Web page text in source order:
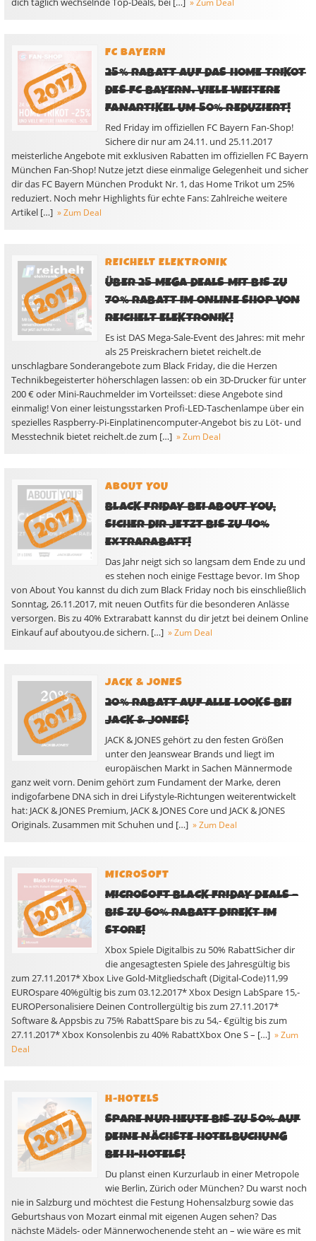
» Zum Deal
FC BAYERN
25% RABATT AUF DAS HOME TRIKOT
DES FC BAYERN. VIELE WEITERE
FANARTIKEL UM 50% REDUZIERT!
Red Friday im offiziellen FC Bayern Fan-Shop!
Sichere dir nur am 24.11. und 25.11.2017
meisterliche Angebote mit exklusiven Rabatten im offiziellen FC Bayern
München Fan-Shop! Nutze jetzt diese einmalige Gelegenheit und sicher
dir das FC Bayern München Produkt Nr. 1, das Home Trikot um 25%
reduziert. Noch mehr Highlights für echte Fans: Zahlreiche weitere
Artikel […] » Zum Deal
REICHELT ELEKTRONIK
ÜBER 25 MEGA DEALS MIT BIS ZU
70% RABATT IM ONLINE SHOP VON
REICHELT ELEKTRONIK!
Es ist DAS Mega-Sale-Event des Jahres: mit mehr
als 25 Preiskrachern bietet reichelt.de
unschlagbare Sonderangebote zum Black Friday, die die Herzen
Technikbegeisterter höherschlagen lassen: ob ein 3D-Drucker für unter
200 € oder Mini-Rauchmelder im Vorteilsset: diese Angebote sind
einmalig! Von einer leistungsstarken Profi-LED-Taschenlampe über ein
spezielles Raspberry-Pi-Einplatinencomputer-Angebot bis zu Löt- und
Messtechnik bietet reichelt.de zum […] » Zum Deal
ABOUT YOU
BLACK FRIDAY BEI ABOUT YOU,
SICHER DIR JETZT BIS ZU 40%
EXTRARABATT!
Das Jahr neigt sich so langsam dem Ende zu und
es stehen noch einige Festtage bevor. Im Shop
von About You kannst du dich zum Black Friday noch bis einschließlich
Sonntag, 26.11.2017, mit neuen Outfits für die besonderen Anlässe
versorgen. Bis zu 40% Extrarabatt kannst du dir jetzt bei deinem Online
Einkauf auf aboutyou.de sichern. […] » Zum Deal
JACK & JONES
20% RABATT AUF ALLE LOOKS BEI
JACK & JONES!
JACK & JONES gehört zu den festen Größen
unter den Jeanswear Brands und liegt im
europäischen Markt in Sachen Männermode
ganz weit vorn. Denim gehört zum Fundament der Marke, deren
indigofarbene DNA sich in drei Lifystyle-Richtungen weiterentwickelt
hat: JACK & JONES Premium, JACK & JONES Core und JACK & JONES
Originals. Zusammen mit Schuhen und […] » Zum Deal
MICROSOFT
MICROSOFT BLACK FRIDAY DEALS –
BIS ZU 60% RABATT DIREKT IM
STORE!
Xbox Spiele Digitalbis zu 50% RabattSicher dir
die angesagtesten Spiele des Jahresgültig bis
zum 27.11.2017* Xbox Live Gold-Mitgliedschaft (Digital-Code)11,99
EUROspare 40%gültig bis zum 03.12.2017* Xbox Design LabSpare 15,-
EUROPersonalisiere Deinen Controllergültig bis zum 27.11.2017*
Software & Appsbis zu 75% RabattSpare bis zu 54,- €gültig bis zum
27.11.2017* Xbox Konsolenbis zu 40% RabattXbox One S – […] » Zum
Deal
H-HOTELS
SPARE NUR HEUTE BIS ZU 50% AUF
DEINE NÄCHSTE HOTELBUCHUNG
BEI H-HOTELS!
Du planst einen Kurzurlaub in einer Metropole
wie Berlin, Zürich oder München? Du warst noch
nie in Salzburg und möchtest die Festung Hohensalzburg sowie das
Geburtshaus von Mozart einmal mit eigenen Augen sehen? Das
nächste Mädels- oder Männerwochenende steht an – wie wäre es mit